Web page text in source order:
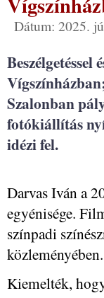
Dátum: 2025.
Szalonban
fotókiállítás
idézi fel.
Darvas Iván a
egyénisége.
színpadi
közleményében.
Kiemelték,